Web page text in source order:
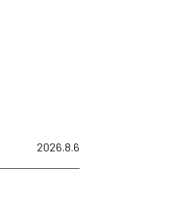
2026.8.6